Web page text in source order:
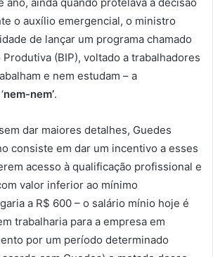
o auxílio emergencial, o ministro
de lançar um programa chamado
(BIP), voltado a trabalhadores
e nem estudam – a
‘nem-nem’.
dar maiores detalhes, Guedes
consiste em dar um incentivo a esses
acesso à qualificação profissional e
valor inferior ao mínimo
a R$ 600 – o salário mínio hoje é
trabalharia para a empresa em
por um período determinado